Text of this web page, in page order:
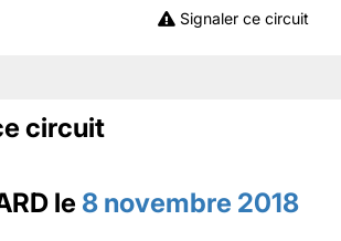
Signaler ce circuit
circuit
le 8 novembre 2018